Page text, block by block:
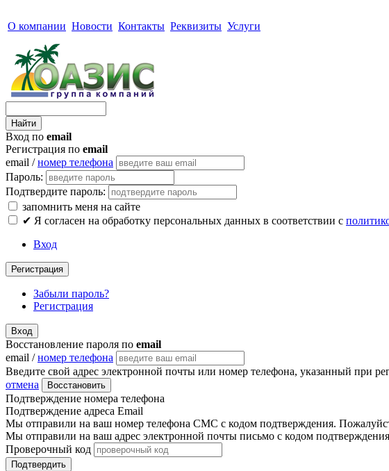
О компании Новости Контакты Реквизиты Услуги
Вход по email
Регистрация по email
email /номер телефона
Пароль:
Подтвердите пароль:
запомнить меня на сайте
✔ Я согласен на обработку персональных данных в соответствии с
Вход
Регистрация
Забыли пароль?
Регистрация
Вход
Восстановление пароля по email
email /номер телефона
Введите свой адрес электронной почты или номер телефона, указанный при
отмена
Восстановить
Подтверждение номера телефона
Подтверждение адреса Email
Мы отправили на ваш номер телефона СМС с кодом подтверждения.
Мы отправили на ваш адрес электронной почты письмо с кодом
Проверочный код
Подтвердить